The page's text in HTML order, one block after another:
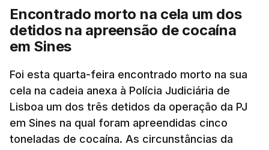
cento dos mais de 20 mil pedidos de reapreciação,
mas Cristina Mota, porta-voz da Missão Escola
Pública, tem dúvidas de que o processo esteja
"Durante o fim de semana e nos últimos dias,
apercebamo-nos que ainda estão a ser
convocados professores para reapreciações"
disse a professora à agência Lusa."Será
Encontrado morto na cela um dos
detidos na apreensão de cocaína
em Sines
Foi esta quarta-feira encontrado morto na sua
cela na cadeia anexa à Polícia Judiciária de
Lisboa um dos três detidos da operação da PJ
em Sines na qual foram apreendidas cinco
toneladas de cocaína. As circunstâncias da